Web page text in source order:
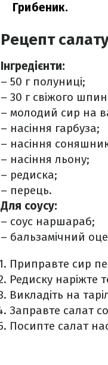
Грибеник.
Рецепт
Інгредієнти:
– 50 г полуниці;
– 30 г свіжого
– молодий сир на
– насіння гарбуза;
– насіння
– насіння льону;
– редиска;
– перець.
Для соусу:
– соус наршараб;
– бальзамічний
Приправте сир
Редиску наріжте
Викладіть на
Заправте салат
Посипте салат